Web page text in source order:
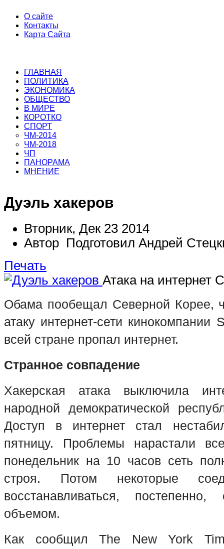
О сайте
Контакты
Карта Сайта
ГЛАВНАЯ
ПОЛИТИКА
ЭКОНОМИКА
ОБЩЕСТВО
В МИРЕ
КОРОТКО
СПОРТ
ЧМ-2014
ЧМ-2018
ЧП
ПАНОРАМА
МНЕНИЕ
Дуэль хакеров
Вторник, Дек 23 2014
Автор Подготовил Андрей
Печать
Атака на интернет
Обама пообещал Северной Корее,
атаку интернет-сети кинокомпании
всей стране пропал интернет.
Странное совпадение
Хакерская атака выключила
народной демократической
Доступ в интернет стал
пятницу. Проблемы нарастали
понедельник на 10 часов сеть
строя. Потом некоторые
восстанавливаться,
объемом.
Как сообщил The New York